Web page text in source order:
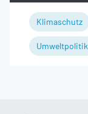
Klimaschutz
Umweltpolitik